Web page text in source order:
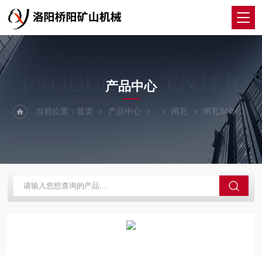
PRODUCTS CENTER
产品中心
当前位置：首页 产品中心 闸瓦 闸瓦340x238x27减速制动装置 提升机滚筒用